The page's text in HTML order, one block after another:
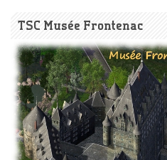
TSC Musée Frontenac